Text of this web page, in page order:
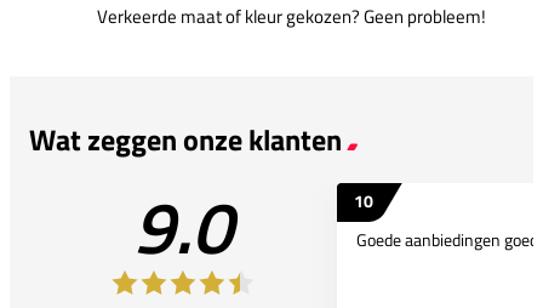
Verkeerde maat of kleur gekozen? Geen probleem!
Wat zeggen onze klanten
9.0
10
Goede aanbiedingen